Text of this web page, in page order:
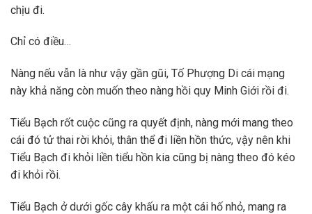
chịu đi.
Chỉ có điều…
Nàng nếu vẫn là như vậy gần gũi, Tố Phượng Di cái mạng
này khả năng còn muốn theo nàng hồi quy Minh Giới rồi đi.
Tiểu Bạch rốt cuộc cũng ra quyết định, nàng mới mang theo
cái đó tử thai rời khỏi, thân thể đi liền hồn thức, vậy nên khi
Tiểu Bạch đi khỏi liền tiểu hồn kia cũng bị nàng theo đó kéo
đi khỏi rồi.
Tiểu Bạch ở dưới gốc cây khấu ra một cái hố nhỏ, mang ra